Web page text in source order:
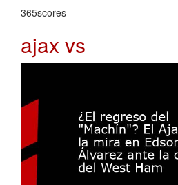
365scores
ajax vs